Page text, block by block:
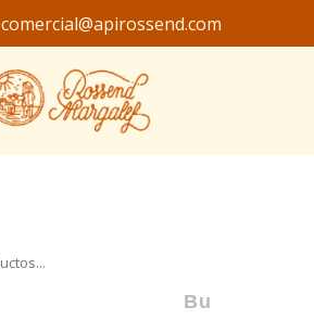
comercial@apirossend.com